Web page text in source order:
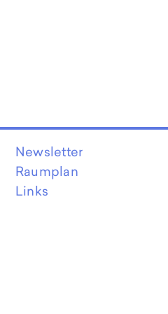
Newsletter
Raumplan
Links